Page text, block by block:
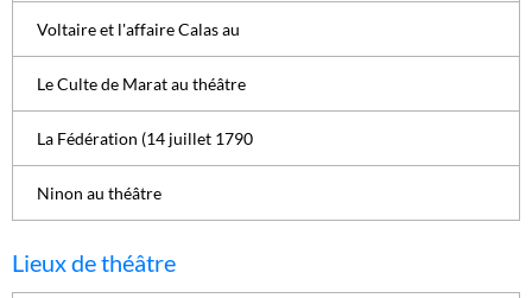
Voltaire et l'affaire Calas au
Le Culte de Marat au théâtre
La Fédération (14 juillet 1790
Ninon au théâtre
Lieux de théâtre